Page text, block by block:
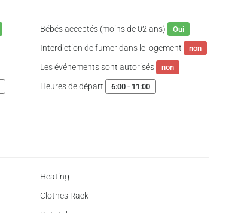
Bébés acceptés (moins de 02 ans) Oui
Interdiction de fumer dans le logement non
Les événements sont autorisés non
Heures de départ 6:00 - 11:00
Heating
Clothes Rack